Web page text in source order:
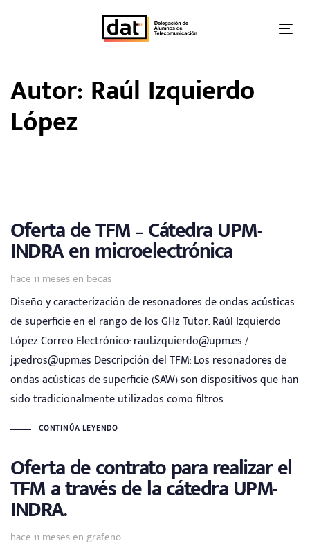
Skip
content
Autor: Raúl Izquierdo
López
Oferta de TFM – Cátedra UPM-
INDRA en microelectrónica
hace 11 mesesen
Tags becas
Diseño y caracterización de resonadores de ondas acústicas
de superficie en el rango de los GHz Tutor: Raúl Izquierdo
López Correo Electrónico: raul.izquierdo@upm.es /
j.pedros@upm.es Descripción del TFM: Los resonadores de
ondas acústicas de superficie (SAW) son dispositivos que han
sido tradicionalmente utilizados como filtros
CONTINÚA LEYENDO
Oferta de contrato para realizar el
TFM a través de la cátedra UPM-
INDRA.
hace 11 mesesen
Tags grafeno.